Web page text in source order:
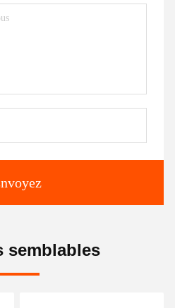
semblables